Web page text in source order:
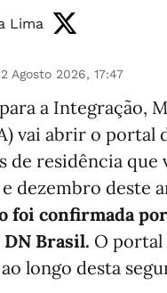
Lima
Agosto 2026, 17:47
a Integração,
vai abrir o portal
de residência que
dezembro deste
foi confirmada
DN Brasil. O portal
longo desta